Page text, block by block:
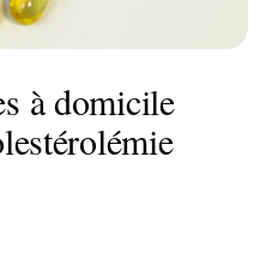
à domicile